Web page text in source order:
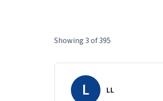
Showing 3 of 395
L LL